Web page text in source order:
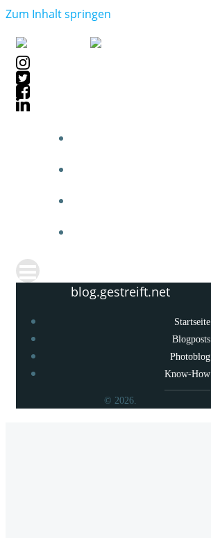
Zum Inhalt springen
blog.gestreift.net
Startseite
Blogposts
Photoblog
Know-How
© 2026.